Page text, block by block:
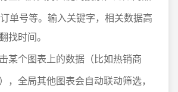
单号等。输入关键字，相关数据高
找时间。
某个图表上的数据（比如热销商
，全局其他图表会自动联动筛选，